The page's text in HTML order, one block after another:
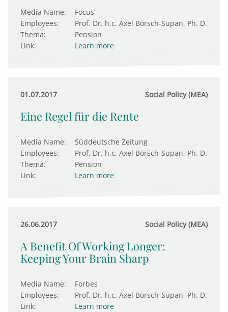
Media Name:
Focus
Employees:
Prof. Dr. h.c. Axel Börsch-Supan, Ph. D.
Thema:
Pension
Link:
Learn more
01.07.2017 Social Policy (MEA)
Eine Regel für die Rente
Media Name:
Süddeutsche Zeitung
Employees:
Prof. Dr. h.c. Axel Börsch-Supan, Ph. D.
Thema:
Pension
Link:
Learn more
26.06.2017 Social Policy (MEA)
A Benefit Of Working Longer:
Keeping Your Brain Sharp
Media Name:
Forbes
Employees:
Prof. Dr. h.c. Axel Börsch-Supan, Ph. D.
Link:
Learn more